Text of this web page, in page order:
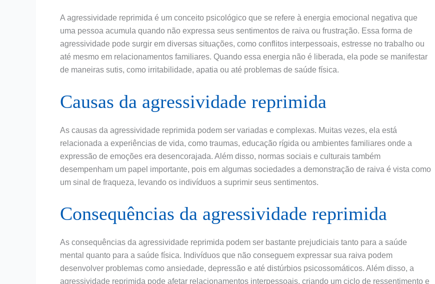
A agressividade reprimida é um conceito psicológico que se refere à energia emocional negativa que
uma pessoa acumula quando não expressa seus sentimentos de raiva ou frustração. Essa forma de
agressividade pode surgir em diversas situações, como conflitos interpessoais, estresse no trabalho ou
até mesmo em relacionamentos familiares. Quando essa energia não é liberada, ela pode se manifestar
de maneiras sutis, como irritabilidade, apatia ou até problemas de saúde física.
Causas da agressividade reprimida
As causas da agressividade reprimida podem ser variadas e complexas. Muitas vezes, ela está
relacionada a experiências de vida, como traumas, educação rígida ou ambientes familiares onde a
expressão de emoções era desencorajada. Além disso, normas sociais e culturais também
desempenham um papel importante, pois em algumas sociedades a demonstração de raiva é vista como
um sinal de fraqueza, levando os indivíduos a suprimir seus sentimentos.
Consequências da agressividade reprimida
As consequências da agressividade reprimida podem ser bastante prejudiciais tanto para a saúde
mental quanto para a saúde física. Indivíduos que não conseguem expressar sua raiva podem
desenvolver problemas como ansiedade, depressão e até distúrbios psicossomáticos. Além disso, a
agressividade reprimida pode afetar relacionamentos interpessoais, criando um ciclo de ressentimento e